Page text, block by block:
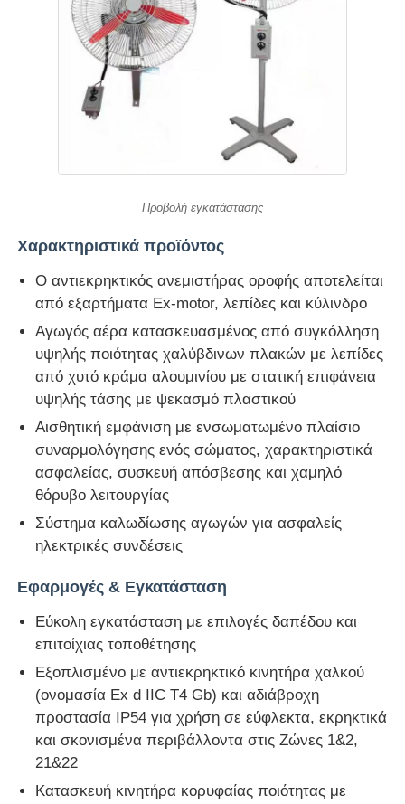
Προβολή εγκατάστασης
Χαρακτηριστικά προϊόντος
Ο αντιεκρηκτικός ανεμιστήρας οροφής αποτελείται
από εξαρτήματα Ex-motor, λεπίδες και κύλινδρο
Αγωγός αέρα κατασκευασμένος από συγκόλληση
υψηλής ποιότητας χαλύβδινων πλακών με λεπίδες
από χυτό κράμα αλουμινίου με στατική επιφάνεια
υψηλής τάσης με ψεκασμό πλαστικού
Αισθητική εμφάνιση με ενσωματωμένο πλαίσιο
συναρμολόγησης ενός σώματος, χαρακτηριστικά
ασφαλείας, συσκευή απόσβεσης και χαμηλό
θόρυβο λειτουργίας
Σύστημα καλωδίωσης αγωγών για ασφαλείς
ηλεκτρικές συνδέσεις
Εφαρμογές & Εγκατάσταση
Εύκολη εγκατάσταση με επιλογές δαπέδου και
επιτοίχιας τοποθέτησης
Εξοπλισμένο με αντιεκρηκτικό κινητήρα χαλκού
(ονομασία Ex d IIC T4 Gb) και αδιάβροχη
προστασία IP54 για χρήση σε εύφλεκτα, εκρηκτικά
και σκονισμένα περιβάλλοντα στις Ζώνες 1&2,
21&22
Κατασκευή κινητήρα κορυφαίας ποιότητας με